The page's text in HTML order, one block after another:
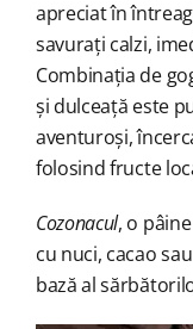
apreciat în
savurați calzi,
Combinația de
și dulceață este
aventuroși,
folosind fructe
Cozonacul, o
cu nuci, cacao
bază al